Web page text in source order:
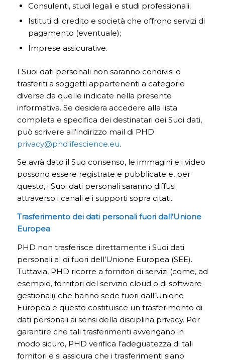
Consulenti, studi legali e studi professionali;
Istituti di credito e società che offrono servizi di
pagamento (eventuale);
Imprese assicurative.
I Suoi dati personali non saranno condivisi o
trasferiti a soggetti appartenenti a categorie
diverse da quelle indicate nella presente
informativa. Se desidera accedere alla lista
completa e specifica dei destinatari dei Suoi dati,
può scrivere all’indirizzo mail di PHD
privacy@phdlifescience.eu.
Se avrà dato il Suo consenso, le immagini e i video
possono essere registrate e pubblicate e, per
questo, i Suoi dati personali saranno diffusi
attraverso i canali e i supporti sopra citati.
Trasferimento dei dati personali fuori dall’Unione
Europea
PHD non trasferisce direttamente i Suoi dati
personali al di fuori dell’Unione Europea (SEE).
Tuttavia, PHD ricorre a fornitori di servizi (come, ad
esempio, fornitori del servizio cloud o di software
gestionali) che hanno sede fuori dall’Unione
Europea e questo costituisce un trasferimento di
dati personali ai sensi della disciplina privacy. Per
garantire che tali trasferimenti avvengano in
modo sicuro, PHD verifica l’adeguatezza di tali
fornitori e si assicura che i trasferimenti siano